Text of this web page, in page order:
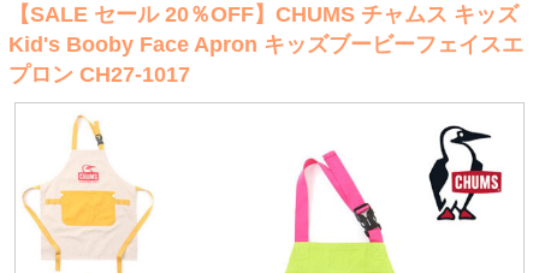
【SALE セール 20％OFF】CHUMS チャムス キッズ
Kid's Booby Face Apron キッズブービーフェイスエ
プロン CH27-1017